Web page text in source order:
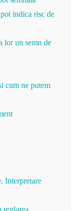
indica risc de
lor un semn de
cum ne putem
Interpretare